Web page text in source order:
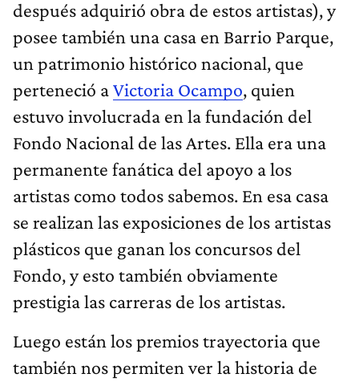
después adquirió obra de estos artistas), y
posee también una casa en Barrio Parque,
un patrimonio histórico nacional, que
perteneció aVictoria Ocampo, quien
estuvo involucrada en la fundación del
Fondo Nacional de las Artes. Ella era una
permanente fanática del apoyo a los
artistas como todos sabemos. En esa casa
se realizan las exposiciones de los artistas
plásticos que ganan los concursos del
Fondo, y esto también obviamente
prestigia las carreras de los artistas.
Luego están los premios trayectoria que
también nos permiten ver la historia de